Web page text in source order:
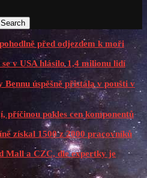
Search
před odjezdem k moři
v USA hlásilo 1,4 milionu lidí
úspěšně přistála v poušti v
příčinou pokles cen komponentů
získal 1500 z 2000 pracovníků
Mall a CZC, dle expertky je